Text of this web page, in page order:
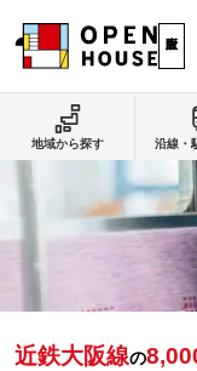
近鉄大阪線の
地域から探す 沿線・